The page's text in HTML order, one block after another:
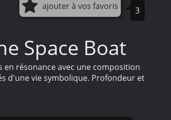
ajouter à vos favoris 3
Space Boat
résonance avec une composition
d'une vie symbolique. Profondeur et